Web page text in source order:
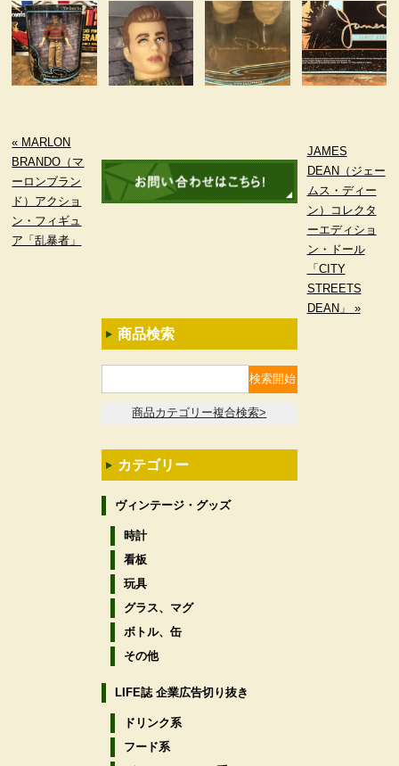
« MARLON
BRANDO（マ
ーロンブラン
ド）アクショ
ン・フィギュ
ア「乱暴者」
JAMES
DEAN（ジェー
ムス・ディー
ン）コレクタ
ーエディショ
ン・ドール
「CITY
STREETS
DEAN」 »
商品検索
商品カテゴリー複合検索>
カテゴリー
ヴィンテージ・グッズ
時計
看板
玩具
グラス、マグ
ボトル、缶
その他
LIFE誌 企業広告切り抜き
ドリンク系
フード系